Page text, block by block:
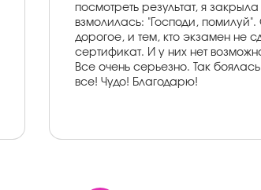
посмотреть результат, я
взмолилась: "Господи,
дорогое, и тем, кто экзамен не
сертификат. И у них нет
Все очень серьезно. Так
все! Чудо! Благодарю!